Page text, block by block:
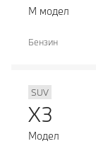
М модел
Бензин
SUV
X3
Модел